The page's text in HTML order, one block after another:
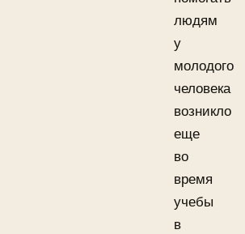
людям
у
молодого
человека
возникло
еще
во
время
учебы
в